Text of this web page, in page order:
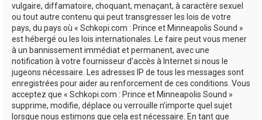
vulgaire, diffamatoire, choquant, menaçant, à caractère sexuel
ou tout autre contenu qui peut transgresser les lois de votre
pays, du pays où « Schkopi.com : Prince et Minneapolis Sound »
est hébergé ou les lois internationales. Le faire peut vous mener
à un bannissement immédiat et permanent, avec une
notification à votre fournisseur d’accès à Internet si nous le
jugeons nécessaire. Les adresses IP de tous les messages sont
enregistrées pour aider au renforcement de ces conditions. Vous
acceptez que « Schkopi.com : Prince et Minneapolis Sound »
supprime, modifie, déplace ou verrouille n’importe quel sujet
lorsque nous estimons que cela est nécessaire. En tant que